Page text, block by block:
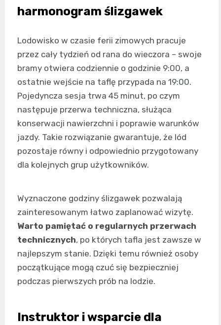
harmonogram ślizgawek
Lodowisko w czasie ferii zimowych pracuje
przez cały tydzień od rana do wieczora – swoje
bramy otwiera codziennie o godzinie 9:00, a
ostatnie wejście na taflę przypada na 19:00.
Pojedyncza sesja trwa 45 minut, po czym
następuje przerwa techniczna, służąca
konserwacji nawierzchni i poprawie warunków
jazdy. Takie rozwiązanie gwarantuje, że lód
pozostaje równy i odpowiednio przygotowany
dla kolejnych grup użytkowników.
Wyznaczone godziny ślizgawek pozwalają
zainteresowanym łatwo zaplanować wizytę.
Warto pamiętać o regularnych przerwach
technicznych, po których tafla jest zawsze w
najlepszym stanie. Dzięki temu również osoby
początkujące mogą czuć się bezpieczniej
podczas pierwszych prób na lodzie.
Instruktor i wsparcie dla